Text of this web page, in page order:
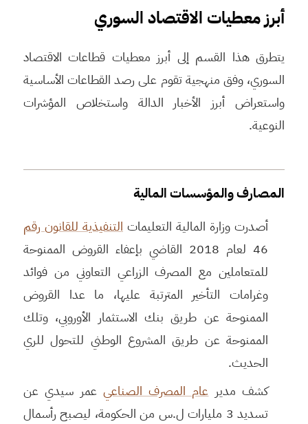
أبرز معطيات الاقتصاد السوري
يتطرق هذا القسم إلى أبرز معطيات قطاعات الاقتصاد
السوري، وفق منهجية تقوم على رصد القطاعات الأساسية
واستعراض أبرز الأخبار الدالة واستخلاص المؤشرات
النوعية.
المصارف والمؤسسات المالية
أصدرت وزارة المالية التعليماتالتنفيذية للقانون رقم
46 لعام 2018 القاضي بإعفاء القروض الممنوحة
للمتعاملين مع المصرف الزراعي التعاوني من فوائد
وغرامات التأخير المترتبة عليها، ما عدا القروض
الممنوحة عن طريق بنك الاستثمار الأوروبي، وتلك
الممنوحة عن طريق المشروع الوطني للتحول للري
الحديث.
كشف مديرعام المصرف الصناعي عمر سيدي عن
تسديد 3 مليارات ل.س من الحكومة، ليصبح رأسمال